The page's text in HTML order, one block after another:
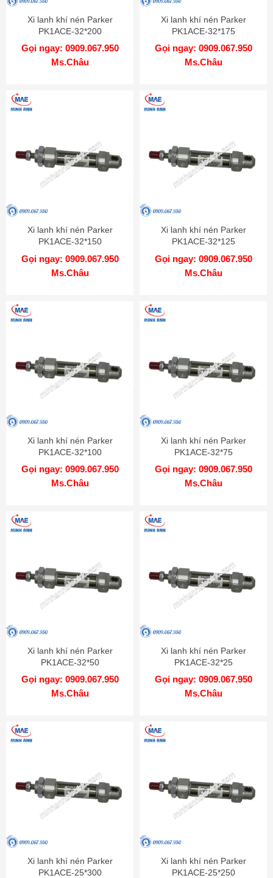
Xi lanh khí nén Parker
PK1ACE-32*200
Gọi ngay: 0909.067.950
Ms.Châu
Xi lanh khí nén Parker
PK1ACE-32*175
Gọi ngay: 0909.067.950
Ms.Châu
Xi lanh khí nén Parker
PK1ACE-32*150
Gọi ngay: 0909.067.950
Ms.Châu
Xi lanh khí nén Parker
PK1ACE-32*125
Gọi ngay: 0909.067.950
Ms.Châu
Xi lanh khí nén Parker
PK1ACE-32*100
Gọi ngay: 0909.067.950
Ms.Châu
Xi lanh khí nén Parker
PK1ACE-32*75
Gọi ngay: 0909.067.950
Ms.Châu
Xi lanh khí nén Parker
PK1ACE-32*50
Gọi ngay: 0909.067.950
Ms.Châu
Xi lanh khí nén Parker
PK1ACE-32*25
Gọi ngay: 0909.067.950
Ms.Châu
Xi lanh khí nén Parker
PK1ACE-25*300
Xi lanh khí nén Parker
PK1ACE-25*250